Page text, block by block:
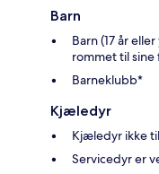
Barn
Barn (17 år
rommet til
Barneklubb*
Kjæledyr
Kjæledyr ikke
Servicedyr er